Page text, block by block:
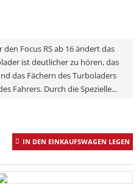
Focus RS ab 16 ändert das
ist deutlicher zu hören, das
das Fächern des Turboladers
Fahrers. Durch die Spezielle...
IN DEN EINKAUFSWAGEN LEGEN